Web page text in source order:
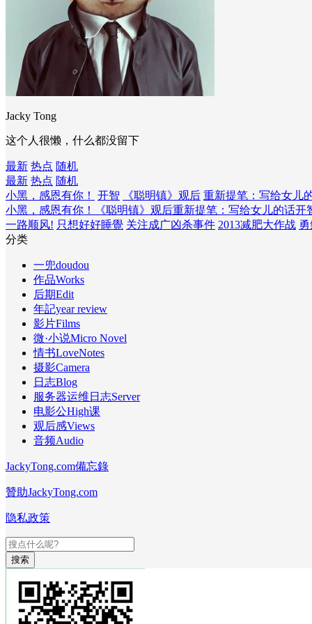
Jacky Tong
这个人很懒，什么都没留下
最新 热点 随机
最新 热点 随机
小黑，感恩有你！
开智 《聪明镇》观后 重新提笔：写给女儿
小黑，感恩有你！
《聪明镇》观后重新提笔：写给女儿的话开
一路顺风! 只想好好睡覺 关注成广凶杀事件 2013减肥大作战
分类
一兜doudou
作品Works
后期Edit
年記year review
影片Films
微·小说Micro Novel
情书LoveNotes
摄影Camera
日志Blog
服务器运维日志Server
电影公High课
观后感Views
音频Audio
JackyTong.com備忘錄
贊助JackyTong.com
隐私政策
搜索